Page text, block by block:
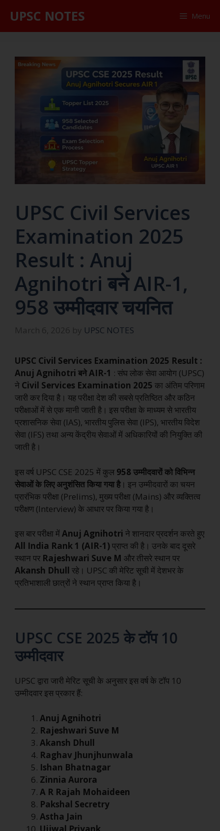
UPSC NOTES Menu
UPSC Civil Services
Examination 2025
Result : Anuj
Agnihotri बने AIR-1,
958 उम्मीदवार चयनित
March 6, 2026 by UPSC NOTES
UPSC Civil Services Examination 2025 Result :
Anuj Agnihotri बने AIR-1 : संघ लोक सेवा आयोग (UPSC)
ने Civil Services Examination 2025 का अंतिम परिणाम
जारी कर दिया है। यह परीक्षा देश की सबसे प्रतिष्ठित और कठिन
परीक्षाओं में से एक मानी जाती है। इस परीक्षा के माध्यम से भारतीय
प्रशासनिक सेवा (IAS), भारतीय पुलिस सेवा (IPS), भारतीय विदेश
सेवा (IFS) तथा अन्य केंद्रीय सेवाओं में अधिकारियों की नियुक्ति की
जाती है।
इस वर्ष UPSC CSE 2025 में कुल 958 उम्मीदवारों को विभिन्न
सेवाओं के लिए अनुशंसित किया गया है। इन उम्मीदवारों का चयन
प्रारंभिक परीक्षा (Prelims), मुख्य परीक्षा (Mains) और व्यक्तित्व
परीक्षण (Interview) के आधार पर किया गया है।
इस बार परीक्षा मेंAnuj Agnihotri ने शानदार प्रदर्शन करते हुए
All India Rank 1 (AIR-1)प्राप्त की है। उनके बाद दूसरे
स्थान पर Rajeshwari Suve M और तीसरे स्थान पर
Akansh Dhull रहे। UPSC की मेरिट सूची में देशभर के
प्रतिभाशाली छात्रों ने स्थान प्राप्त किया है।
UPSC CSE 2025 के टॉप 10
उम्मीदवार
UPSC द्वारा जारी मेरिट सूची के अनुसार इस वर्ष के टॉप 10
उम्मीदवार इस प्रकार हैं:
Anuj Agnihotri
Rajeshwari Suve M
Akansh Dhull
Raghav Jhunjhunwala
Ishan Bhatnagar
Zinnia Aurora
A R Rajah Mohaideen
Pakshal Secretry
Astha Jain
Ujjwal Priyank